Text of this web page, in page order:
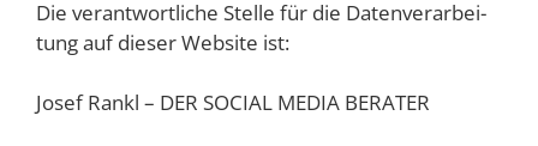
Die ver­ant­wort­li­che Stel­le für die Daten­ver­ar­bei­
tung auf die­ser Web­site ist:
Josef Rankl – DER SOCIAL MEDIA BERATER